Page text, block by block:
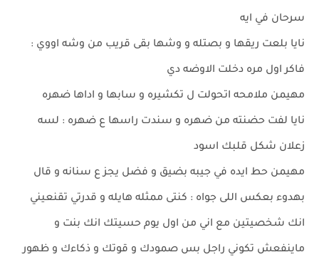
سرحان في ايه
نايا بلعت ريقها و بصتله و وشها بقى قريب من وشه اووي :
فاكر اول مره دخلت الاوضه دي
مهيمن ملامحه اتحولت ل تكشيره و سابها و اداها ضهره
نايا لفت حضنته من ضهره و سندت راسها ع ضهره : لسه
زعلان شكل قلبك اسود
مهيمن حط ايده في جيبه بضيق و فضل يجز ع سنانه و قال
بهدوء بعكس اللى جواه : كنتى ممثله هايله و قدرتي تقنعيني
انك شخصيتين مع اني من اول يوم حسيتك انك بنت و
ماينفعش تكوني راجل بس صمودك و قوتك و ذكاءك و ظهور